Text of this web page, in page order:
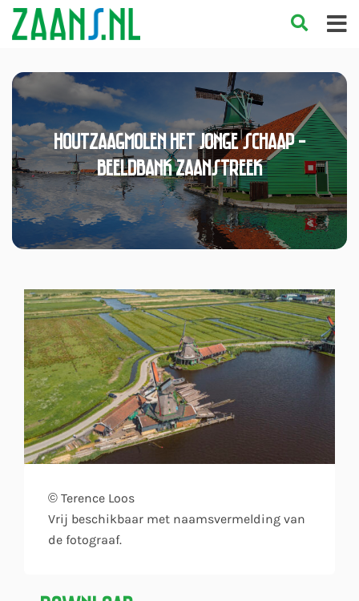
Houtzaagmolen Het Jonge Schaap -
Beeldbank Zaanstreek
© Terence Loos
Vrij beschikbaar met naamsvermelding van
de fotograaf.